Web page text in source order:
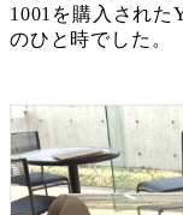
1001を購入された
のひと時でした。